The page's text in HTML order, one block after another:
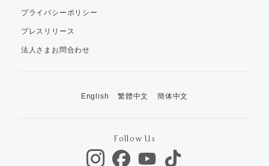
プライバシーポリシー
プレスリリース
法人さまお問合わせ
English 繁體中文 簡体中文
Follow Us